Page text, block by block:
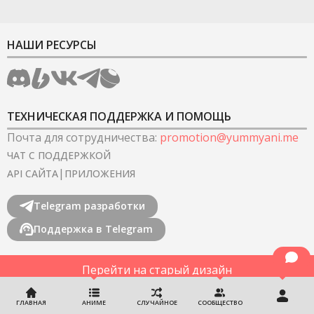
ГЛАВНАЯ АНИМЕ СЛУЧАЙНОЕ СООБЩЕСТВО
НАШИ РЕСУРСЫ
ТЕХНИЧЕСКАЯ ПОДДЕРЖКА И ПОМОЩЬ
Почта для сотрудничества: promotion@yummyani.me
ЧАТ С ПОДДЕРЖКОЙ
API САЙТА| ПРИЛОЖЕНИЯ
Telegram разработки
Поддержка в Telegram
Перейти на старый дизайн
©2022-2026YummyAnime.Все права защищены